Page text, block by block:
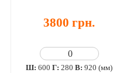
3800 грн.
Ш:600 Г:280 В:920 (мм)